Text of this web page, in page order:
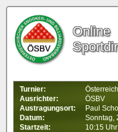
Online
Turnier:
Ausrichter:
ÖSBV
Austragungsort:
Paul
Datum:
Sonntag,
Startzeit:
10:15 Uhr